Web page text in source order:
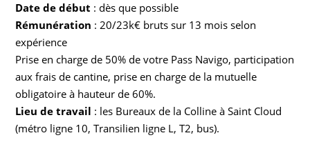
Date de début : dès que possible
Rémunération : 20/23k€ bruts sur 13 mois selon
expérience
Prise en charge de 50% de votre Pass Navigo, participation
aux frais de cantine, prise en charge de la mutuelle
obligatoire à hauteur de 60%.
Lieu de travail : les Bureaux de la Colline à Saint Cloud
(métro ligne 10, Transilien ligne L, T2, bus).